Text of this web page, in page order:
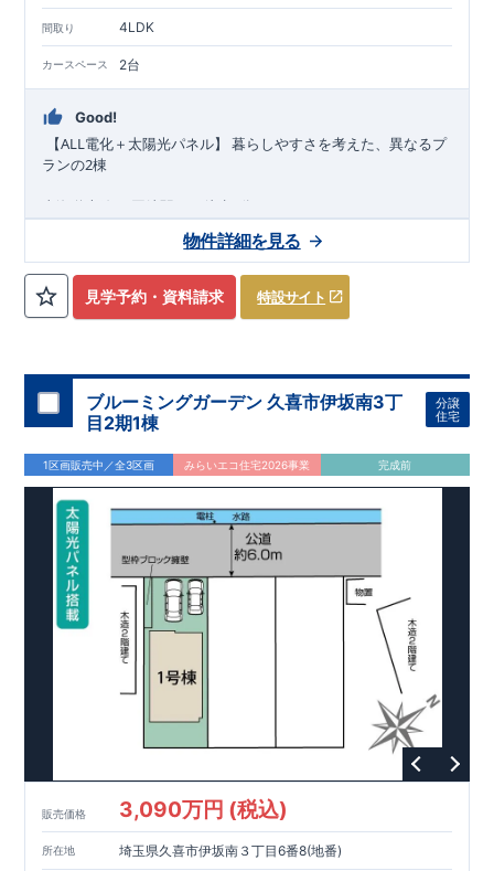
間取り 4LDK
カースペース 2台
Good!
【ALL電化＋太陽光パネル】
暮らしやすさを考えた、異なるプ
ランの2棟
東海道本線 西岡崎駅まで徒歩
分
下旬完成予定
近隣の完成物件のご案内可能！まずはお気軽にお問い合わせ
を！
物件のおすすめポイント
耐震、制震に優れた【ダンパー】採用！
たっぷり収納の【ウ
スキップ】
マルチスキップを明るく照らす【吹抜採用】
雨の日も安心な【屋根下バックヤード】
号棟、雨の日でも安心できる【インナーバルコニー】
来客時には客間にもなる【
便利な和室
アウトドア用品やベビーカーの収納に便利な【
動棚付き
東栄住宅の家づくりへのこだわり ■『長期優良住宅』取得!
詳しくはクリック
つの技術基準をクリアしてい
・住宅ローン減税、固定資産税などの税制優遇を受けら
・中古市場でも、長期優良住宅が有利に働きます。
住宅性能評価ダブル取得!
・『設計』住
宅性能評価‥‥建物設計段階で、国が認めた第三者機関が評価し
・『建設』住宅性能評価‥‥評価を受けた図面通り
回チェックが行われま
・図面や書類上だけでなく、「現場の施工状況」を検査し
た上で、品質を保証しております。 ■全棟自社一貫体制!
様の安心に繋がります。 ・設計、施工、営業が協力しあい、ベ
スマートフォンで見やすい特設サイトはこちら
https://www.e-blooming.com/bukken/83876008/
見学予約・資料請求 特設サイト
物件詳細を見る
ブルーミングガーデン 久喜市伊坂南3丁
目2期1棟
分譲
住宅
1区画販売中／全3区画 みらいエコ住宅2026事業 完成前
販売価格 3,090万円 (税込)
所在地 埼玉県久喜市伊坂南３丁目6番8(地番)